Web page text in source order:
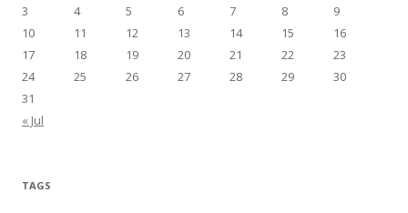
« Jul
3
4 5 6 7 8
9
10
11 12 13 14 15
16
17
18 19 20 21 22
23
24
25 26 27 28 29
30
31
TAGS